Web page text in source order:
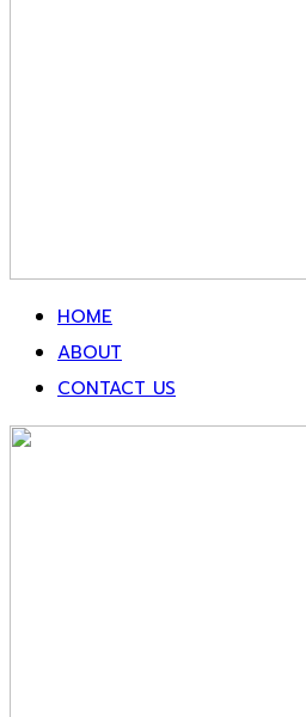
HOME
ABOUT
CONTACT US